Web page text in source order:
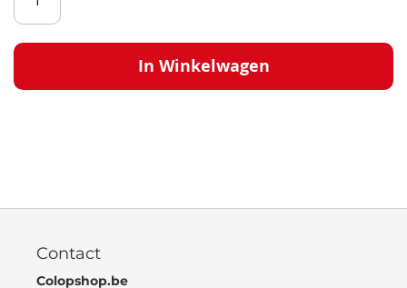
In Winkelwagen
Contact
Colopshop.be